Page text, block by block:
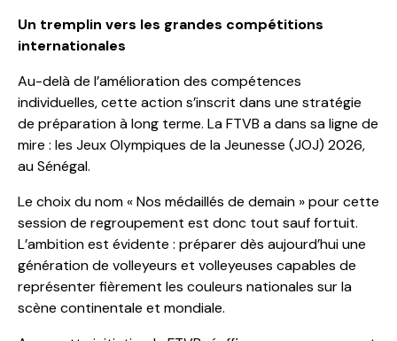
Un tremplin vers les grandes compétitions
internationales
Au-delà de l’amélioration des compétences
individuelles, cette action s’inscrit dans une stratégie
de préparation à long terme. La FTVB a dans sa ligne de
mire : les Jeux Olympiques de la Jeunesse (JOJ) 2026,
au Sénégal.
Le choix du nom « Nos médaillés de demain » pour cette
session de regroupement est donc tout sauf fortuit.
L’ambition est évidente : préparer dès aujourd’hui une
génération de volleyeurs et volleyeuses capables de
représenter fièrement les couleurs nationales sur la
scène continentale et mondiale.